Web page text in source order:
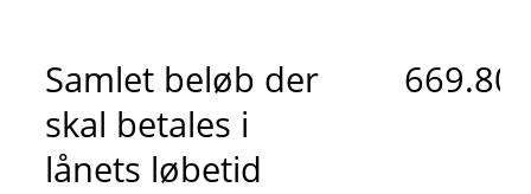
Samlet beløb der
skal betales i
lånets løbetid